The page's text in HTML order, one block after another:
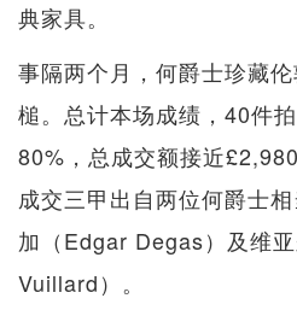
典家具。
事隔两个月，何爵士珍藏
槌。总计本场成绩，40件
80%，总成交额接近
成交三甲出自两位何爵士
加（Edgar Degas）及维
Vuillard）。